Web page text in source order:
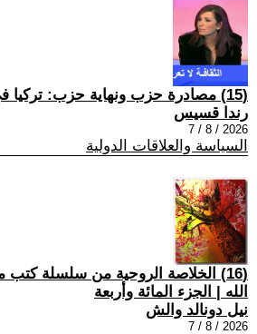
(15) مصادرة حزب ونهاية حزب: تركيا في نهاية حقبة
رندا قسيس
2026 / 8 / 7
السياسة والعلاقات الدولية
(16) الخلاصة الروحية من سلسلة كتب
الله | الجزء المائة وأربعة
نيل دونالد والش
2026 / 8 / 7